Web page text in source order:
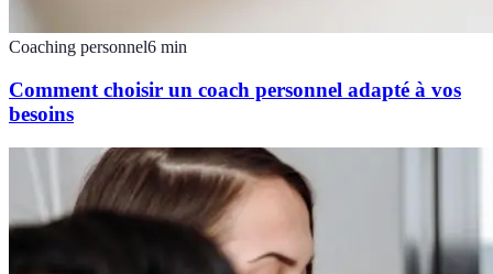
Coaching personnel6 min
Comment choisir un coach personnel adapté à vos
besoins